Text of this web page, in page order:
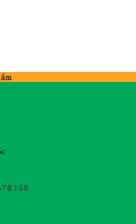
168
MÁY NÉN KHÍ
Atlascopco
Fusheng
Hanshin
khác
máy YEE